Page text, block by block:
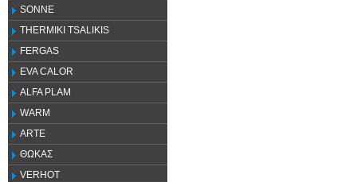
SONNE
THERMIKI TSALIKIS
FERGAS
EVA CALOR
ALFA PLAM
WARM
ARTE
ΘΩΚΑΣ
VERHOT